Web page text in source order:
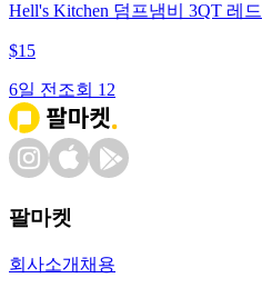
Hell's Kitchen 덤프냄비 3QT 레드
$15
6일 전 조회 12
팔마켓
회사소개 채용